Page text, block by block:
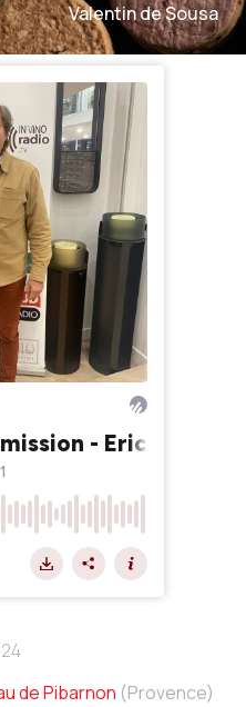
Valentin de Sousa
de Pibarnon (Provence)